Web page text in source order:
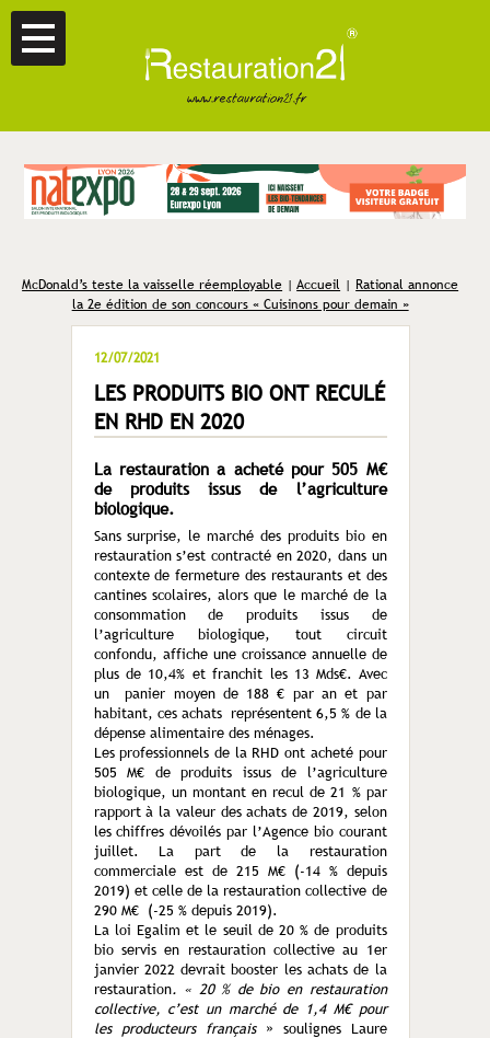
McDonald’s teste la vaisselle réemployable |Accueil | Rational annonce
la 2e édition de son concours « Cuisinons pour demain »
12/07/2021
LES PRODUITS BIO ONT RECULÉ
EN RHD EN 2020
La restauration a acheté pour 505 M€
de produits issus de l’agriculture
biologique.
Sans surprise, le marché des produits bio en
restauration s’est contracté en 2020, dans un
contexte de fermeture des restaurants et des
cantines scolaires, alors que le marché de la
consommation de produits issus de
l’agriculture biologique, tout circuit
confondu, affiche une croissance annuelle de
plus de 10,4% et franchit les 13 Mds€. Avec
un panier moyen de 188 € par an et par
habitant, ces achats représentent 6,5 % de la
dépense alimentaire des ménages.
Les professionnels de la RHD ont acheté pour
505 M€ de produits issus de l’agriculture
biologique, un montant en recul de 21 % par
rapport à la valeur des achats de 2019, selon
les chiffres dévoilés par l’Agence bio courant
juillet. La part de la restauration
commerciale est de 215 M€ (-14 % depuis
2019) et celle de la restauration collective de
290 M€ (-25 % depuis 2019).
La loi Egalim et le seuil de 20 % de produits
bio servis en restauration collective au 1er
janvier 2022 devrait booster les achats de la
restauration. « 20 % de bio en restauration
collective, c’est un marché de 1,4 M€ pour
les producteurs français» soulignes Laure